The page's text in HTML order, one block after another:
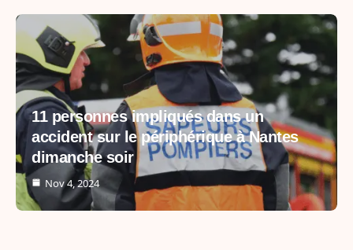
11 personnes impliqués dans un
accident sur le périphérique à Nantes
dimanche soir
Nov 4, 2024